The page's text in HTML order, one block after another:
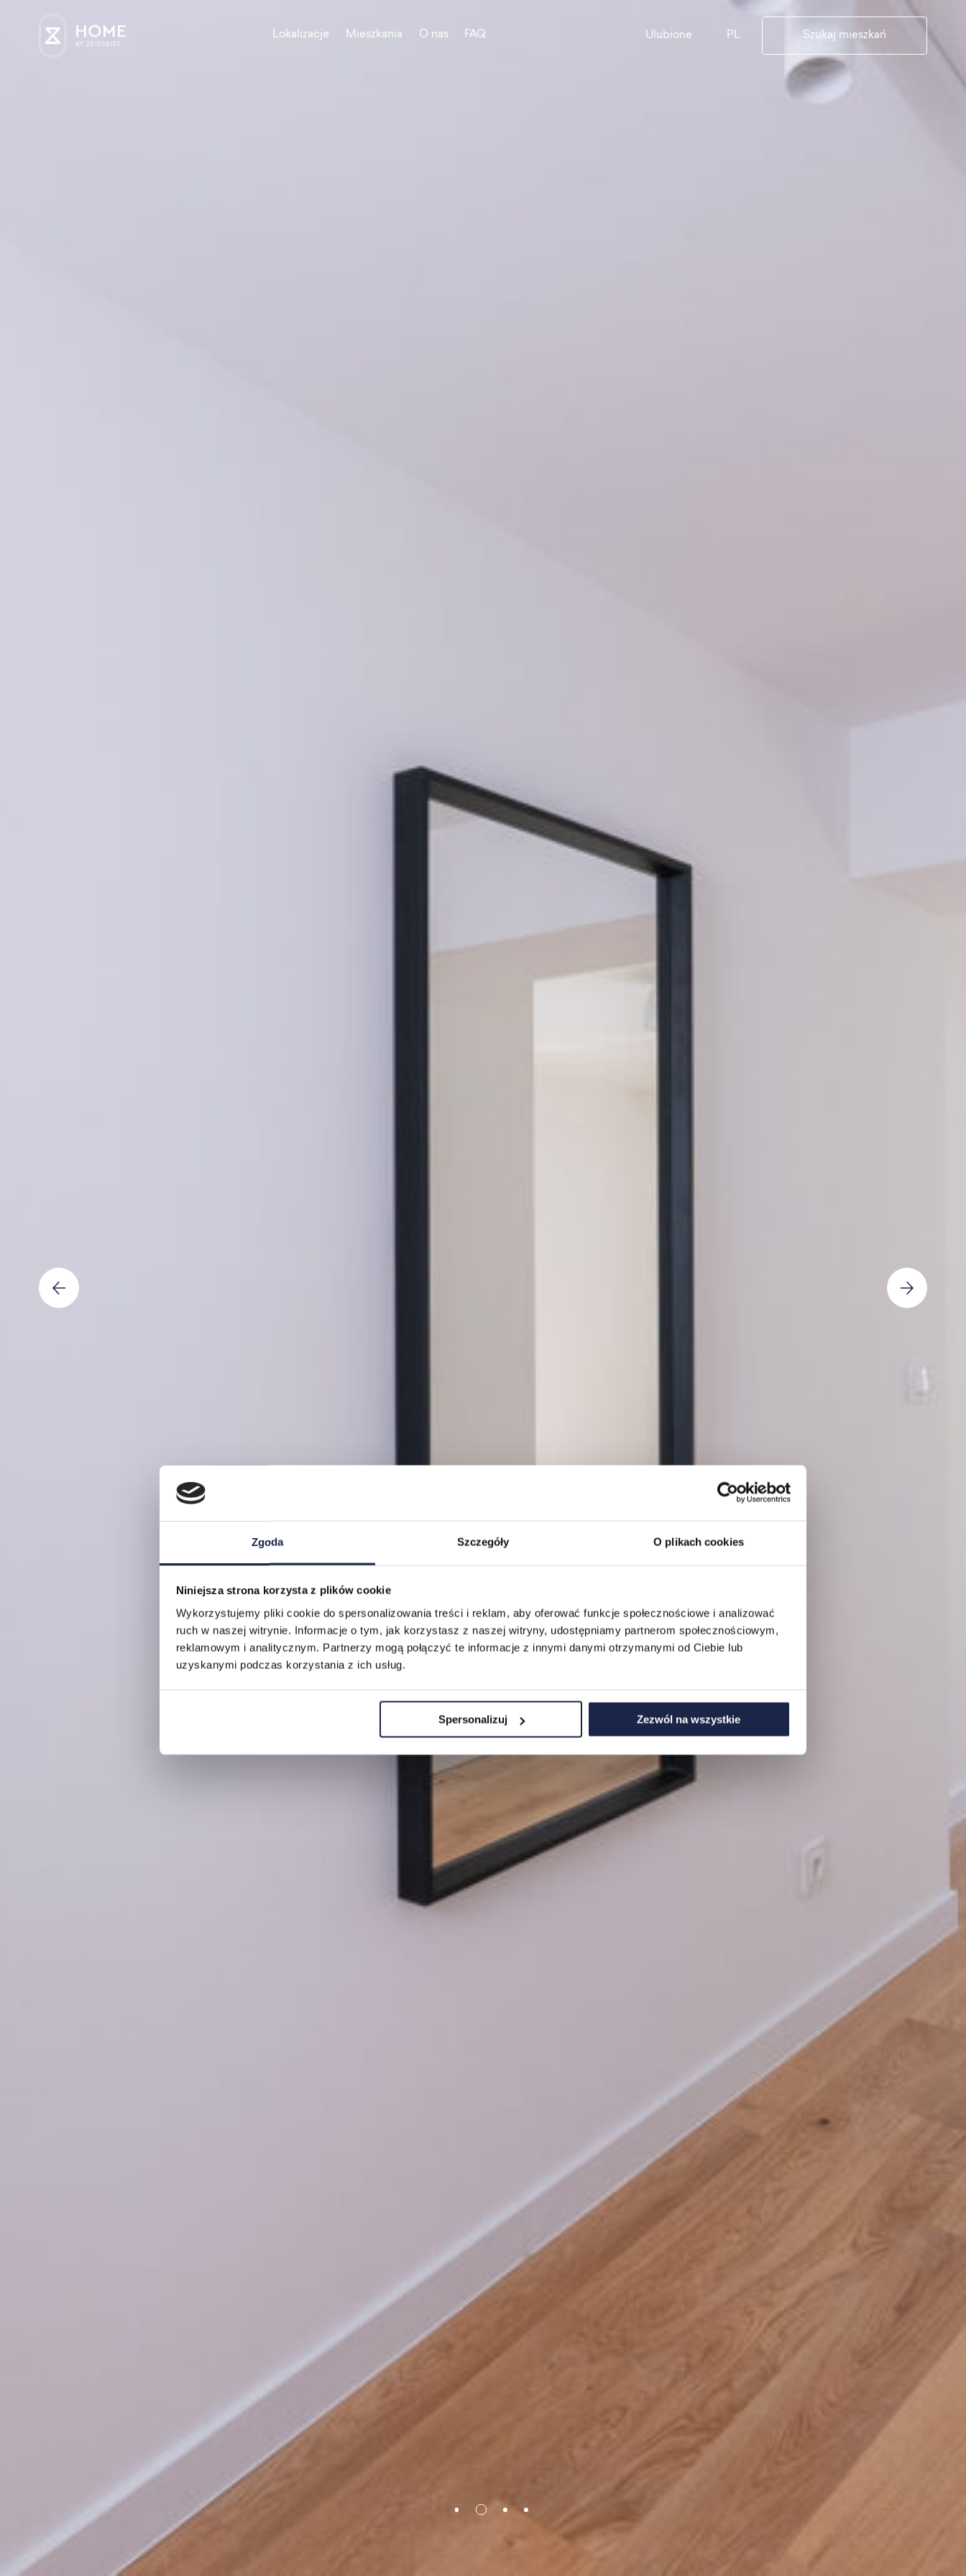
Zgoda Szczegóły O plikach cookies
Niniejsza strona korzysta z plików cookie
Wykorzystujemy pliki cookie do spersonalizowania treści i reklam, aby oferować funkcje społecznościowe i analizować
ruch w naszej witrynie. Informacje o tym, jak korzystasz z naszej witryny, udostępniamy partnerom społecznościowym,
reklamowym i analitycznym. Partnerzy mogą połączyć te informacje z innymi danymi otrzymanymi od Ciebie lub
uzyskanymi podczas korzystania z ich usług.
Spersonalizuj Zezwól na wszystkie
Lokalizacje Mieszkania O nas FAQ Ulubione PL Szukaj mieszkań